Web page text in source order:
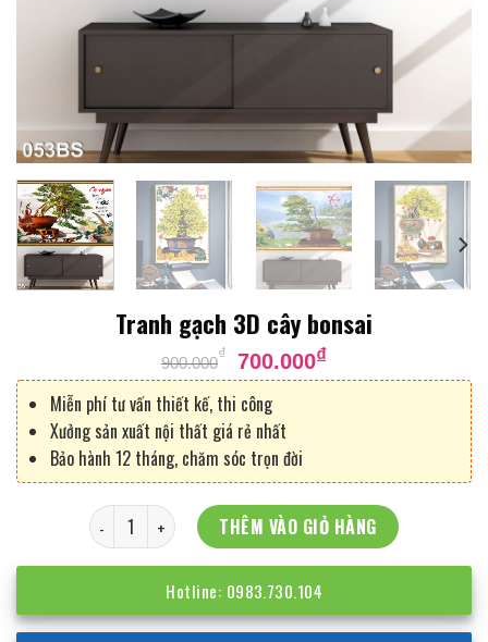
Tranh gạch 3D cây bonsai
900.000
₫ Giá
gốc
là:
900.000₫.
700.000₫Giá
hiện
Miễn phí tư vấn thiết kế, thi công
Xưởng sản xuất nội thất giá rẻ nhất
Bảo hành 12 tháng, chăm sóc trọn đời
Tranh gạch 3D cây bonsai số lượng
THÊM VÀO GIỎ HÀNG
Hotline: 0983.730.104